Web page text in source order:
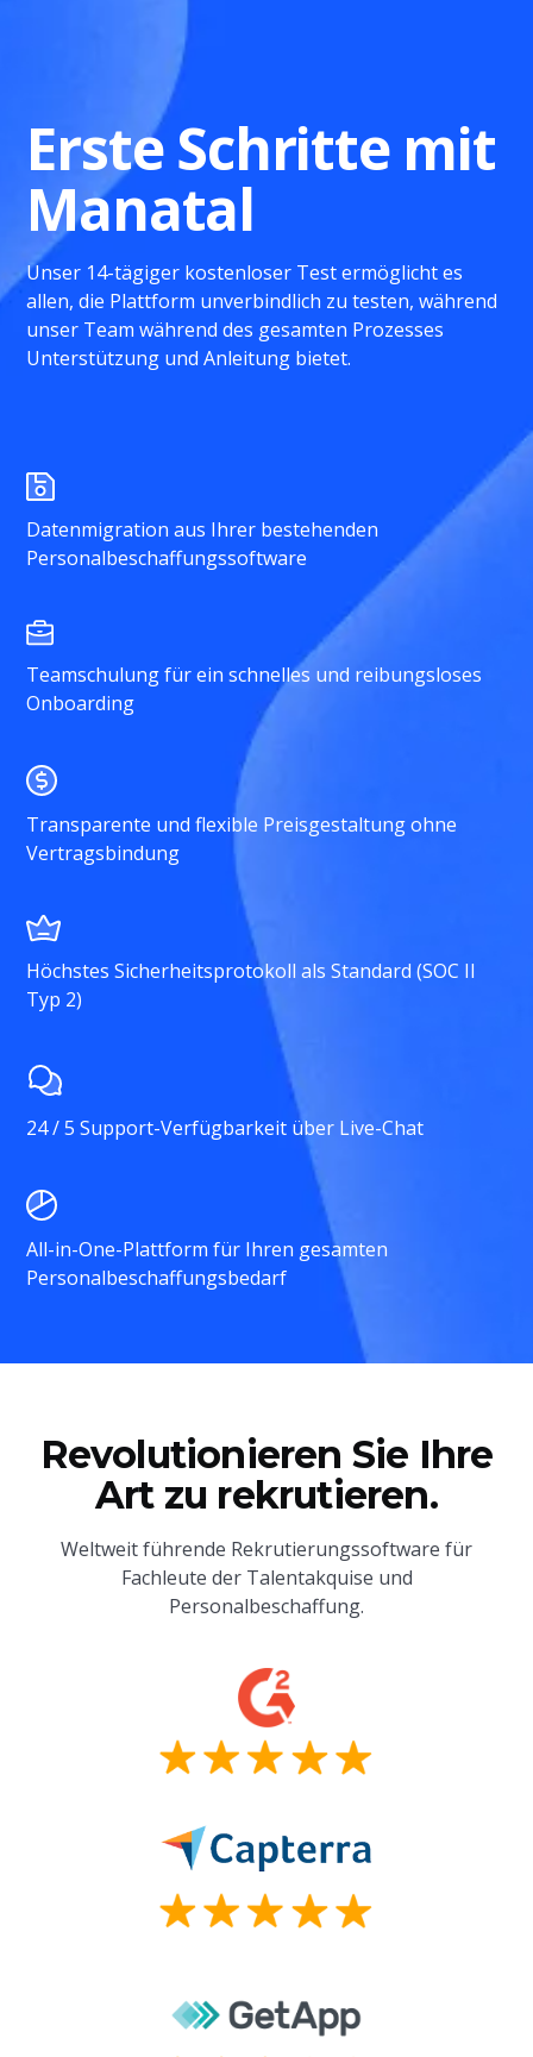
Erste Schritte mit
Manatal
Unser 14-tägiger kostenloser Test ermöglicht es
allen, die Plattform unverbindlich zu testen, während
unser Team während des gesamten Prozesses
Unterstützung und Anleitung bietet.
Datenmigration aus Ihrer bestehenden
Personalbeschaffungssoftware
Teamschulung für ein schnelles und reibungsloses
Onboarding
Transparente und flexible Preisgestaltung ohne
Vertragsbindung
Höchstes Sicherheitsprotokoll als Standard (SOC II
Typ 2)
24 / 5 Support-Verfügbarkeit über Live-Chat
All-in-One-Plattform für Ihren gesamten
Personalbeschaffungsbedarf
Revolutionieren Sie Ihre
Art zu rekrutieren.
Weltweit führende Rekrutierungssoftware für
Fachleute der Talentakquise und
Personalbeschaffung.